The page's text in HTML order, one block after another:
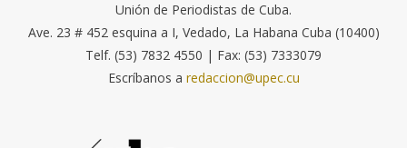
Unión de Periodistas de Cuba.
Ave. 23 # 452 esquina a I, Vedado, La Habana Cuba (10400)
Telf. (53) 7832 4550 | Fax: (53) 7333079
Escríbanos a redaccion@upec.cu